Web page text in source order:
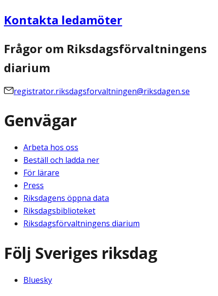
Kontakta ledamöter
Frågor om Riksdagsförvaltningens
diarium
registrator.riksdagsforvaltningen@riksdagen.se
Genvägar
Arbeta hos oss
Beställ och ladda ner
För lärare
Press
Riksdagens öppna data
Riksdagsbiblioteket
Riksdagsförvaltningens diarium
Följ Sveriges riksdag
Bluesky